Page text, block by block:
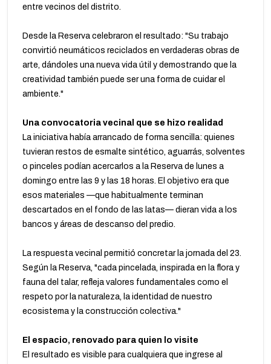
entre vecinos del distrito.
Desde la Reserva celebraron el resultado: "Su trabajo
convirtió neumáticos reciclados en verdaderas obras de
arte, dándoles una nueva vida útil y demostrando que la
creatividad también puede ser una forma de cuidar el
ambiente."
Una convocatoria vecinal que se hizo realidad
La iniciativa había arrancado de forma sencilla: quienes
tuvieran restos de esmalte sintético, aguarrás, solventes
o pinceles podían acercarlos a la Reserva de lunes a
domingo entre las 9 y las 18 horas. El objetivo era que
esos materiales —que habitualmente terminan
descartados en el fondo de las latas— dieran vida a los
bancos y áreas de descanso del predio.
La respuesta vecinal permitió concretar la jornada del 23.
Según la Reserva, "cada pincelada, inspirada en la flora y
fauna del talar, refleja valores fundamentales como el
respeto por la naturaleza, la identidad de nuestro
ecosistema y la construcción colectiva."
El espacio, renovado para quien lo visite
El resultado es visible para cualquiera que ingrese al